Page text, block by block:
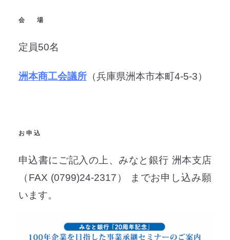
会 場
定員50名
洲本商工会議所（兵庫県洲本市本町4-5-3）
お 申 込
申込書にご記入の上、みなと銀行 洲本支店
（FAX (0799)24-2317） までお申し込み願
います。